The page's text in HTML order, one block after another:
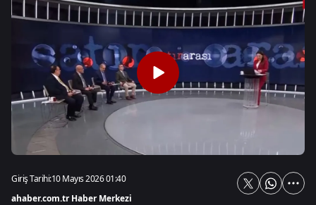
Giriş Tarihi:10 Mayıs 2026 01:40
ahaber.com.tr Haber Merkezi